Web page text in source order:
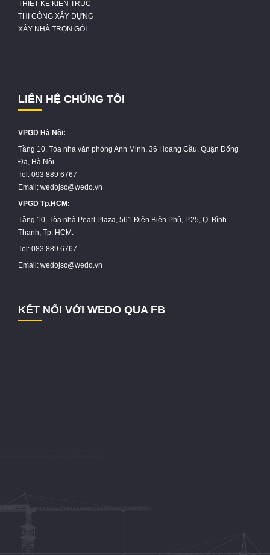
THIẾT KẾ KIẾN TRÚC
THI CÔNG XÂY DỰNG
XÂY NHÀ TRỌN GÓI
LIÊN HỆ CHÚNG TÔI
VPGD Hà Nội:
Tầng 10, Tòa nhà văn phòng Anh Minh, 36 Hoàng Cầu, Quận Đống
Đa, Hà Nội.
Tel: 093 889 6767
Email: wedojsc@wedo.vn
VPGD Tp.HCM:
Tầng 10, Tòa nhà Pearl Plaza, 561 Điện Biên Phủ, P.25, Q. Bình
Thạnh, Tp. HCM.
Tel: 083 889 6767
Email: wedojsc@wedo.vn
KẾT NỐI VỚI WEDO QUA FB